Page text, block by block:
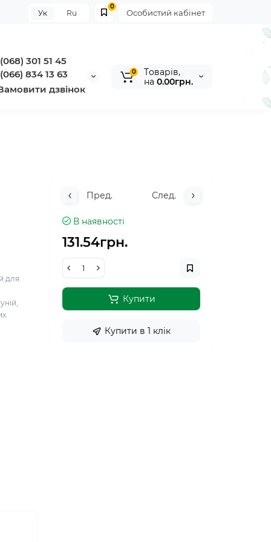
Особистий кабінет
0
Ук Ru
301 51 45
834 13 63
дзвінок
0
Tоварів,
на 0.00грн.
для
Пред. След.
В наявності
131.54грн.
Купити
Купити в 1 клiк